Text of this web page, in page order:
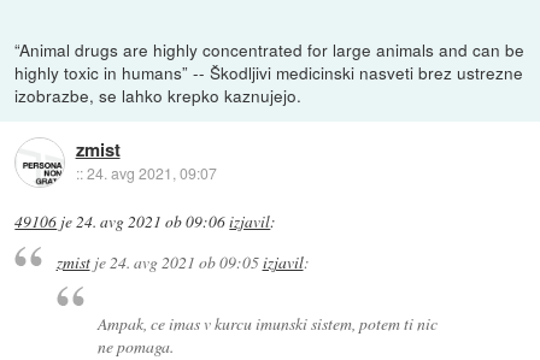
“Animal drugs are highly concentrated for large animals and can be
highly toxic in humans” -- Škodljivi medicinski nasveti brez ustrezne
izobrazbe, se lahko krepko kaznujejo.
zmist
::24. avg 2021, 09:07
49106 je24. avg 2021 ob 09:06izjavil:
zmistje 24. avg 2021 ob 09:05izjavil:
Ampak, ce imas v kurcu imunski sistem, potem ti nic
ne pomaga.